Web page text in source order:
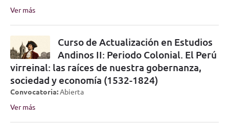
Ver más
Curso de Actualización en Estudios
Andinos II: Periodo Colonial. El Perú
virreinal: las raíces de nuestra gobernanza,
sociedad y economía (1532-1824)
Convocatoria:Abierta
Ver más